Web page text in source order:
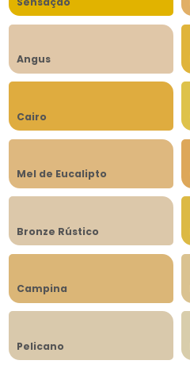
Angus
Cairo
Mel de Eucalipto
Bronze Rústico
Campina
Pelicano